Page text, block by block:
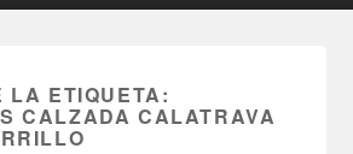
LA ETIQUETA:
CALZADA CALATRAVA